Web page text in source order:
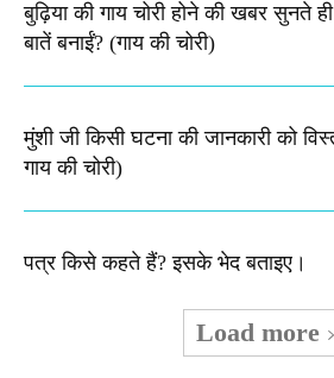
बुढ़िया की गाय चोरी होने की खबर सुनते
बातें बनाईं? (गाय की चोरी)
मुंशी जी किसी घटना की जानकारी को
गाय की चोरी)
पत्र किसे कहते हैं? इसके भेद बताइए।
Load more